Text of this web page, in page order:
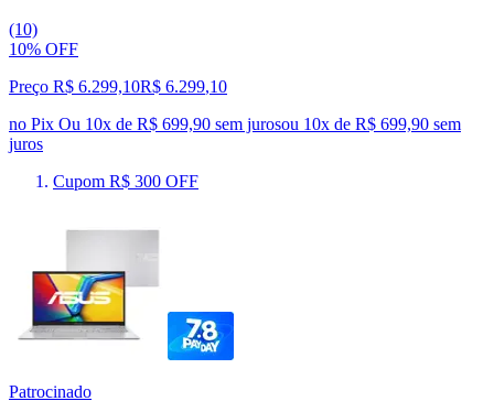
(10)
10% OFF
Preço R$ 6.299,10R$ 6.299,10
no Pix Ou 10x de R$ 699,90 sem jurosou 10x de R$ 699,90 sem
juros
Cupom R$ 300 OFF
Patrocinado